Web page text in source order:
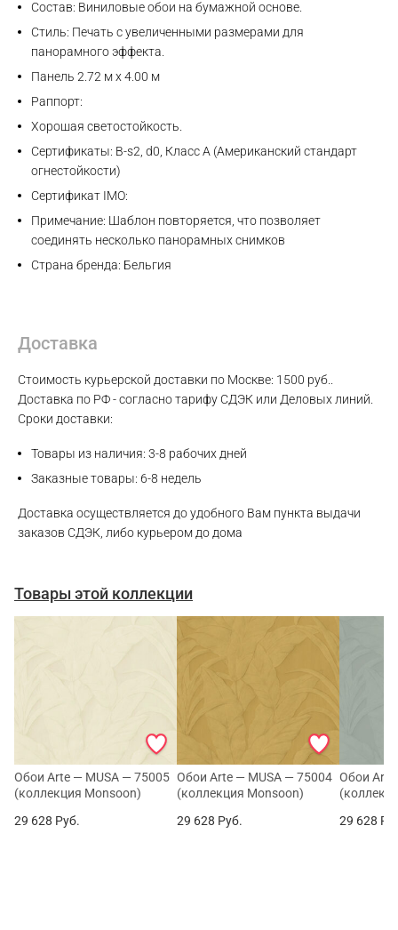
Состав: Виниловые обои на бумажной основе.
Стиль: Печать с увеличенными размерами для
панорамного эффекта.
Панель 2.72 м x 4.00 м
Раппорт:
Хорошая светостойкость.
Сертификаты: B-s2, d0, Класс A (Американский стандарт
огнестойкости)
Сертификат IMO:
Примечание: Шаблон повторяется, что позволяет
соединять несколько панорамных снимков
Страна бренда: Бельгия
Доставка
Стоимость курьерской доставки по Москве: 1500 руб..
Доставка по РФ - согласно тарифу СДЭК или Деловых линий.
Сроки доставки:
Товары из наличия: 3-8 рабочих дней
Заказные товары: 6-8 недель
Доставка осуществляется до удобного Вам пункта выдачи
заказов СДЭК, либо курьером до дома
Товары этой коллекции
Обои Arte — MUSA — 75005
(коллекция Monsoon)
29 628 Руб.
Обои Arte — MUSA — 75004
(коллекция Monsoon)
29 628 Руб.
Обои Arte
29 628
Max
WhatsApp